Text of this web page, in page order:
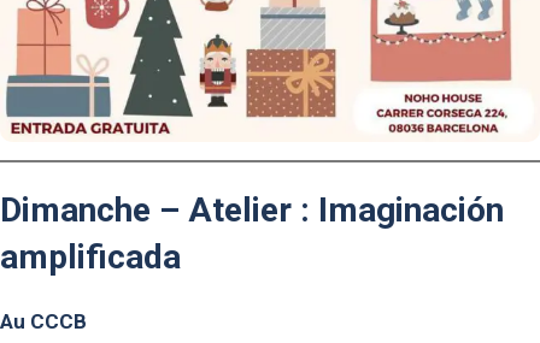
Dimanche – Atelier : Imaginación
amplificada
Au CCCB